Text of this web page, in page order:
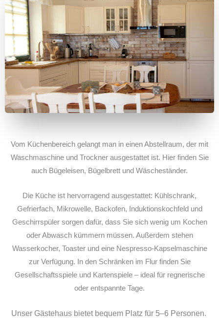
Vom Küchenbereich gelangt man in einen Abstellraum, der mit
Waschmaschine und Trockner ausgestattet ist. Hier finden Sie
auch Bügeleisen, Bügelbrett und Wäscheständer.
Die Küche ist hervorragend ausgestattet: Kühlschrank,
Gefrierfach, Mikrowelle, Backofen, Induktionskochfeld und
Geschirrspüler sorgen dafür, dass Sie sich wenig um Kochen
oder Abwasch kümmern müssen. Außerdem stehen
Wasserkocher, Toaster und eine Nespresso-Kapselmaschine
zur Verfügung. In den Schränken im Flur finden Sie
Gesellschaftsspiele und Kartenspiele – ideal für regnerische
oder entspannte Tage.
Unser Gästehaus bietet bequem Platz für 5–6 Personen.